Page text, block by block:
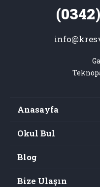
(0342)
Anasayfa
Okul Bul
Blog
Bize Ulaşın